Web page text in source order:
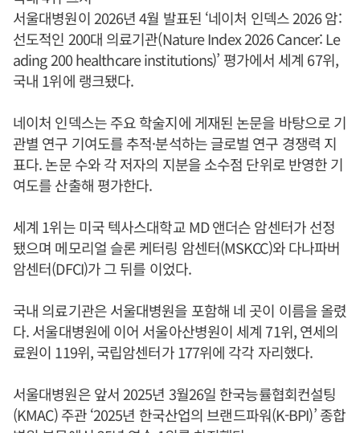
서울대병원이 2026년 4월 발표된 ‘네이처 인덱스 2026 암:
선도적인 200대 의료기관(Nature Index 2026 Cancer: Le
ading 200 healthcare institutions)’ 평가에서 세계 67위,
국내 1위에 랭크됐다.
네이처 인덱스는 주요 학술지에 게재된 논문을 바탕으로 기
관별 연구 기여도를 추적·분석하는 글로벌 연구 경쟁력 지
표다. 논문 수와 각 저자의 지분을 소수점 단위로 반영한 기
여도를 산출해 평가한다.
세계 1위는 미국 텍사스대학교 MD 앤더슨 암센터가 선정
됐으며 메모리얼 슬론 케터링 암센터(MSKCC)와 다나파버
암센터(DFCI)가 그 뒤를 이었다.
국내 의료기관은 서울대병원을 포함해 네 곳이 이름을 올렸
다. 서울대병원에 이어 서울아산병원이 세계 71위, 연세의
료원이 119위, 국립암센터가 177위에 각각 자리했다.
서울대병원은 앞서 2025년 3월26일 한국능률협회컨설팅
(KMAC) 주관 ‘2025년 한국산업의 브랜드파워(K-BPI)’ 종합